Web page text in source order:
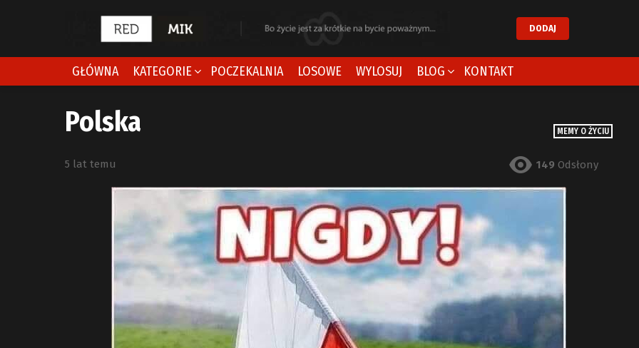
DODAJ
GŁÓWNA KATEGORIE POCZEKALNIA LOSOWE WYLOSUJ BLOG KONTAKT
MEMY O ŻYCIU
Polska
5 lat temu 149 Odsłony